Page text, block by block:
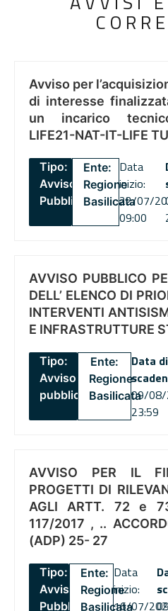
Avviso per
di interesse
un incarico
LIFE21-NAT-IT-LIFE
Tipo:
Avviso
Pubblico
Ente:
Regione
Basilicata
Data
inizio:
22/07/
09:00
AVVISO PUBBLICO
DELL’ ELENCO DI
INTERVENTI
E INFRASTRUTTURE
Tipo:
Avviso
pubblico
Ente:
Regione
Basilicata
Data di
09/
23:59
AVVISO PER IL
PROGETTI DI
AGLI ARTT. 72 e
117/2017 , ..
(ADP) 25- 27
Tipo:
Avviso
Pubblico
Ente:
Regione
Basilicata
Data
inizio:
16/07/